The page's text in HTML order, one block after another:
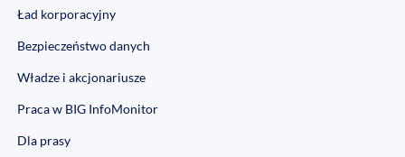
Ład korporacyjny
Bezpieczeństwo danych
Władze i akcjonariusze
Praca w BIG InfoMonitor
Dla prasy